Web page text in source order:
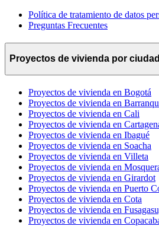
Política de tratamiento de datos
Preguntas Frecuentes
Proyectos de vivienda por ciudad
Proyectos de vivienda en Bogotá
Proyectos de vivienda en
Proyectos de vivienda en Cali
Proyectos de vivienda en
Proyectos de vivienda en Ibagué
Proyectos de vivienda en Soacha
Proyectos de vivienda en Villeta
Proyectos de vivienda en
Proyectos de vivienda en Girardot
Proyectos de vivienda en Puerto
Proyectos de vivienda en Cota
Proyectos de vivienda en
Proyectos de vivienda en